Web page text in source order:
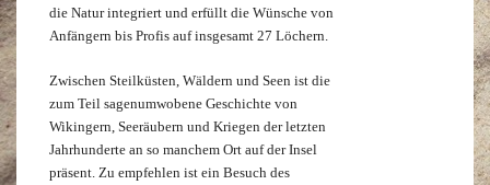
die Natur integriert und erfüllt die Wünsche von
Anfängern bis Profis auf insgesamt 27 Löchern.
Zwischen Steilküsten, Wäldern und Seen ist die
zum Teil sagenumwobene Geschichte von
Wikingern, Seeräubern und Kriegen der letzten
Jahrhunderte an so manchem Ort auf der Insel
präsent. Zu empfehlen ist ein Besuch des